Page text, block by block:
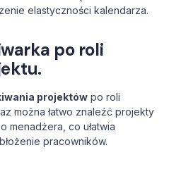
elastyczności kalendarza.
po roli
projektów po roli
można łatwo znaleźć projekty
menadżera, co ułatwia
pracowników.